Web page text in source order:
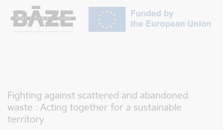
Fighting against scattered and abandoned
waste : Acting together for a sustainable
territory